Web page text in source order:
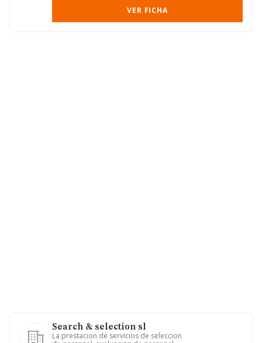
VER FICHA
Search & selection sl
La prestacion de servicios de seleccion